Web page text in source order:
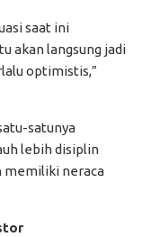
saat ini
akan langsung jadi
optimistis,”
satunya
lebih disiplin
memiliki neraca